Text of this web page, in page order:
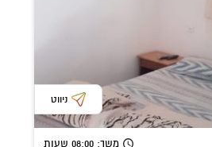
ניווט
משך: 08:00 שעות